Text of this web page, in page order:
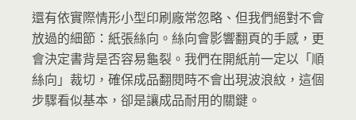
還有依實際情形小型印刷廠常忽略、但我們絕對不會
放過的細節：紙張絲向。絲向會影響翻頁的手感，更
會決定書背是否容易龜裂。我們在開紙前一定以「順
絲向」裁切，確保成品翻閱時不會出現波浪紋，這個
步驟看似基本，卻是讓成品耐用的關鍵。